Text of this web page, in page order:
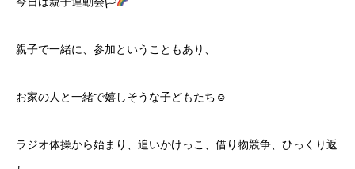
親子で一緒に、参加ということもあり、
お家の人と一緒で嬉しそうな子どもたち☺
ラジオ体操から始まり、追いかけっこ、借り物競争、ひっくり返